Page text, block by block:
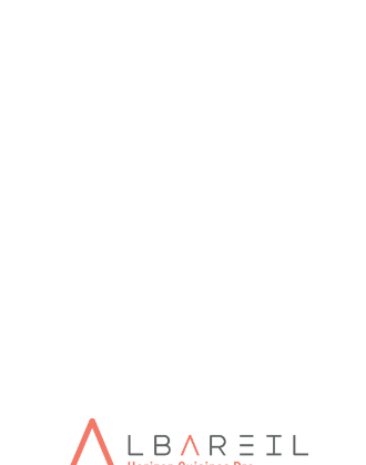
albareil installateur de chambres
froide sur toulouse et sa region